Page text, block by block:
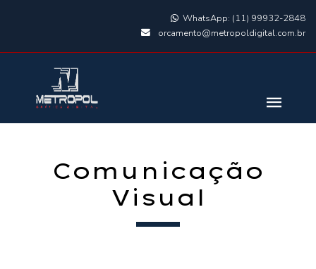
WhatsApp: (11) 99932-2848
orcamento@metropoldigital.com.br
Comunicação
Visual